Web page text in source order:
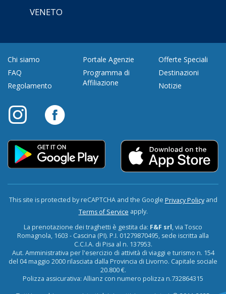
VENETO
Chi siamo
FAQ
Regolamento
Portale Agenzie
Programma di
Affiliazione
Offerte Speciali
Destinazioni
Notizie
This site is protected by reCAPTCHA and the Google Privacy Policyand
Terms of Service apply.
La prenotazione dei traghetti è gestita da: F&F srl, via Tosco
Romagnola, 1603 - Cascina (PI). P.I. 01279870495, sede iscritta alla
C.C.I.A. di Pisa al n. 137953.
Aut. Amministrativa per l'esercizio di attività di viaggi e turismo n. 154
del 04 maggio 2000 rilasciata dalla Provincia di Livorno. Capitale sociale
20.800 €.
Polizza assicurativa: Allianz con numero polizza n.732864315